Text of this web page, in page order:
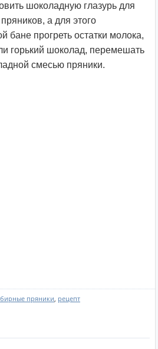
шоколадную глазурь для
а для этого
бане прогреть остатки молока,
горький шоколад, перемешать
смесью пряники.
пряники, рецепт